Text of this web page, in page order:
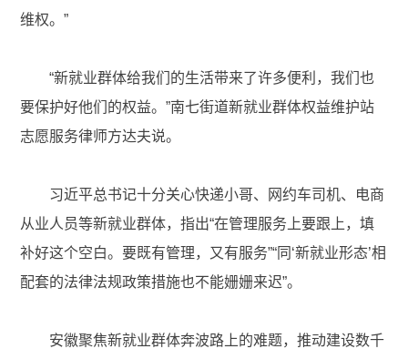
维权。”
“新就业群体给我们的生活带来了许多便利，我们也
要保护好他们的权益。”南七街道新就业群体权益维护站
志愿服务律师方达夫说。
习近平总书记十分关心快递小哥、网约车司机、电商
从业人员等新就业群体，指出“在管理服务上要跟上，填
补好这个空白。要既有管理，又有服务”“同‘新就业形态’相
配套的法律法规政策措施也不能姗姗来迟”。
安徽聚焦新就业群体奔波路上的难题，推动建设数千